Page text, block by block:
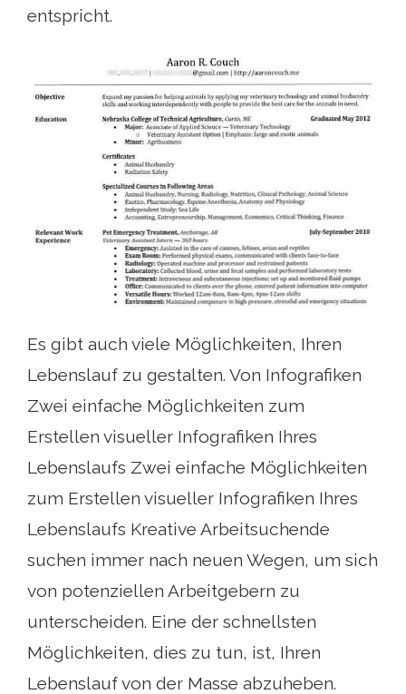
entspricht.
Es gibt auch viele Möglichkeiten, Ihren
Lebenslauf zu gestalten. Von Infografiken
Zwei einfache Möglichkeiten zum
Erstellen visueller Infografiken Ihres
Lebenslaufs Zwei einfache Möglichkeiten
zum Erstellen visueller Infografiken Ihres
Lebenslaufs Kreative Arbeitsuchende
suchen immer nach neuen Wegen, um sich
von potenziellen Arbeitgebern zu
unterscheiden. Eine der schnellsten
Möglichkeiten, dies zu tun, ist, Ihren
Lebenslauf von der Masse abzuheben.